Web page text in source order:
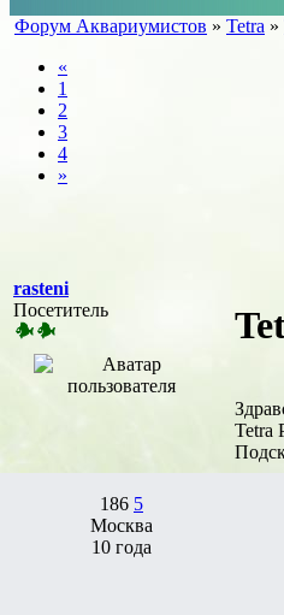
Форум Аквариумистов » Tetra »
«
1
2
3
4
»
rasteni
Посетитель
186 5
Москва
10 года
Tetra